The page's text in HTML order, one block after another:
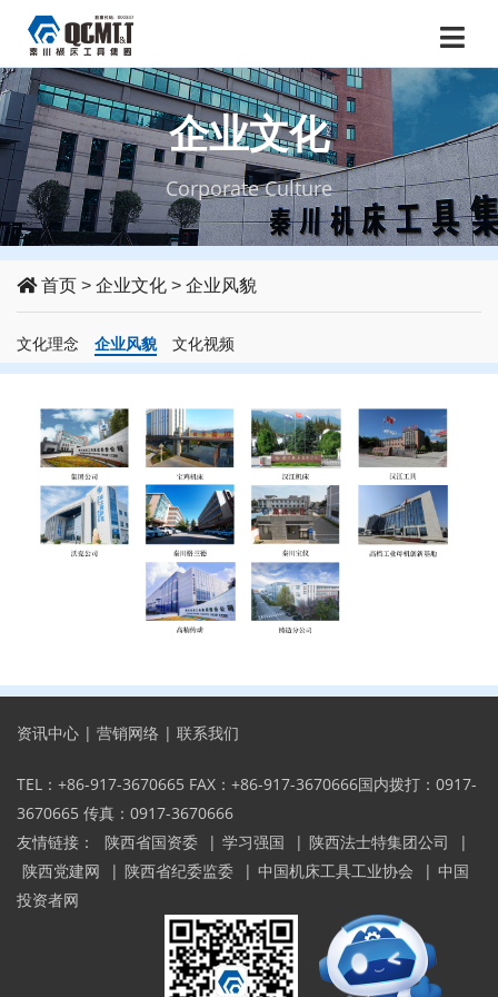
企业文化
Corporate Culture
首页 > 企业文化 > 企业风貌
文化理念 企业风貌 文化视频
资讯中心 | 营销网络 | 联系我们
TEL：+86-917-3670665 FAX：+86-917-3670666国内拨打：0917-
3670665 传真：0917-3670666
友情链接：
陕西省国资委 | 学习强国 | 陕西法士特集团公司
|
陕西党建网
| 陕西省纪委监委 | 中国机床工具工业协会 | 中国
投资者网